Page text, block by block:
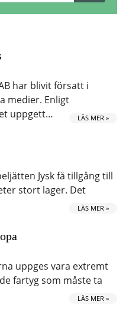
har blivit försatt i
medier. Enligt
uppgett…
LÄS MER »
Jysk få tillgång till
stort lager. Det
LÄS MER »
uppges vara extremt
fartyg som måste ta
LÄS MER »